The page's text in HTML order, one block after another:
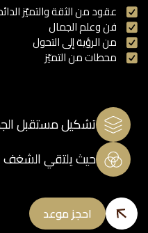
عقود من الثقة والتميّز
فن وعلم الجمال
من الرؤية إلى التحول
محطات من التميّز
تشكيل مستقبل
حيث يلتقي الشغف
احجز موعد